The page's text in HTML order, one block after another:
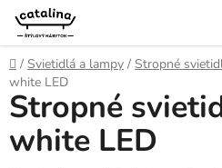
Prejsť
obsah
Domov
/ Svietidlá a lampy / Stropné
white LED
Stropné
white LED